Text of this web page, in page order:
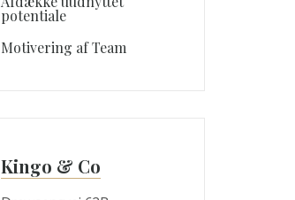
potentiale
Motivering af Team
Kingo & Co